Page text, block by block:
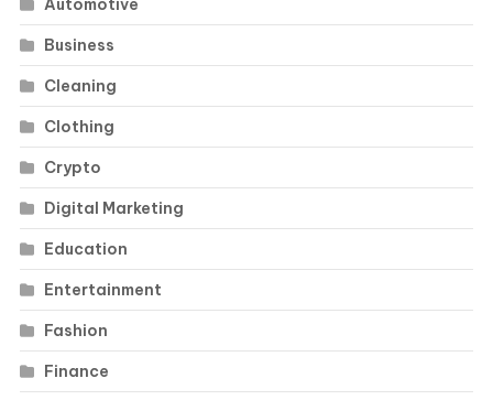
Business
Cleaning
Clothing
Crypto
Digital Marketing
Education
Entertainment
Fashion
Finance